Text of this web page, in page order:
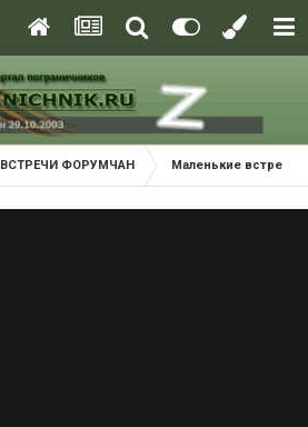
ВСТРЕЧИ ФОРУМЧАН Маленькие встречи